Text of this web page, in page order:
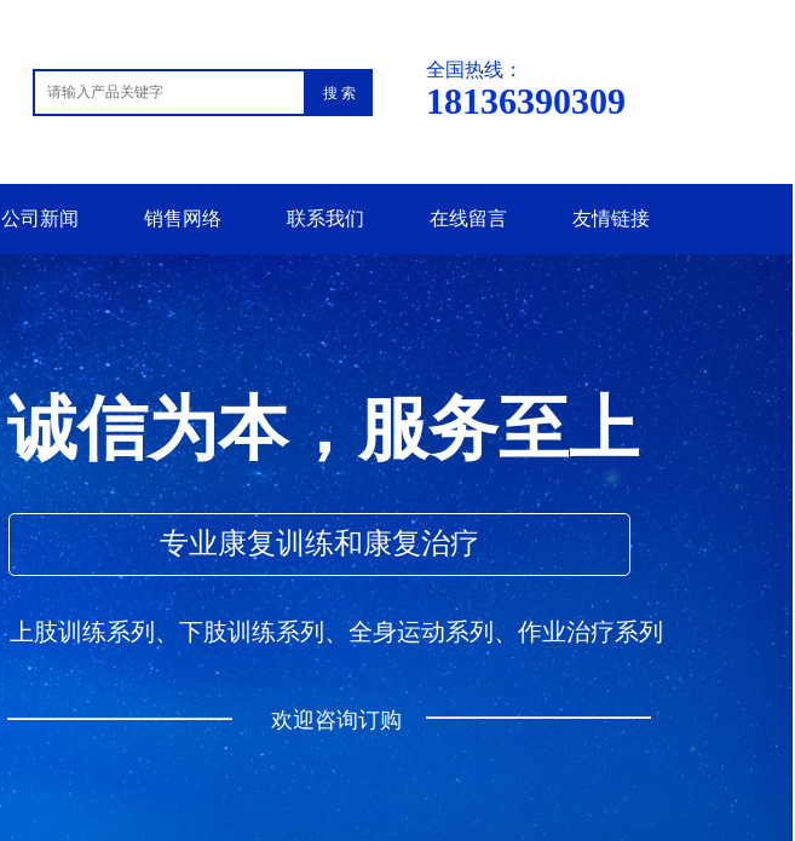
全国热线：
18136390309
搜 索
公司新闻 销售网络 联系我们 在线留言 友情链接
诚信为本，服务至上
专业康复训练和康复治疗
上肢训练系列、下肢训练系列、全身运动系列、作业治疗系列
欢迎咨询订购